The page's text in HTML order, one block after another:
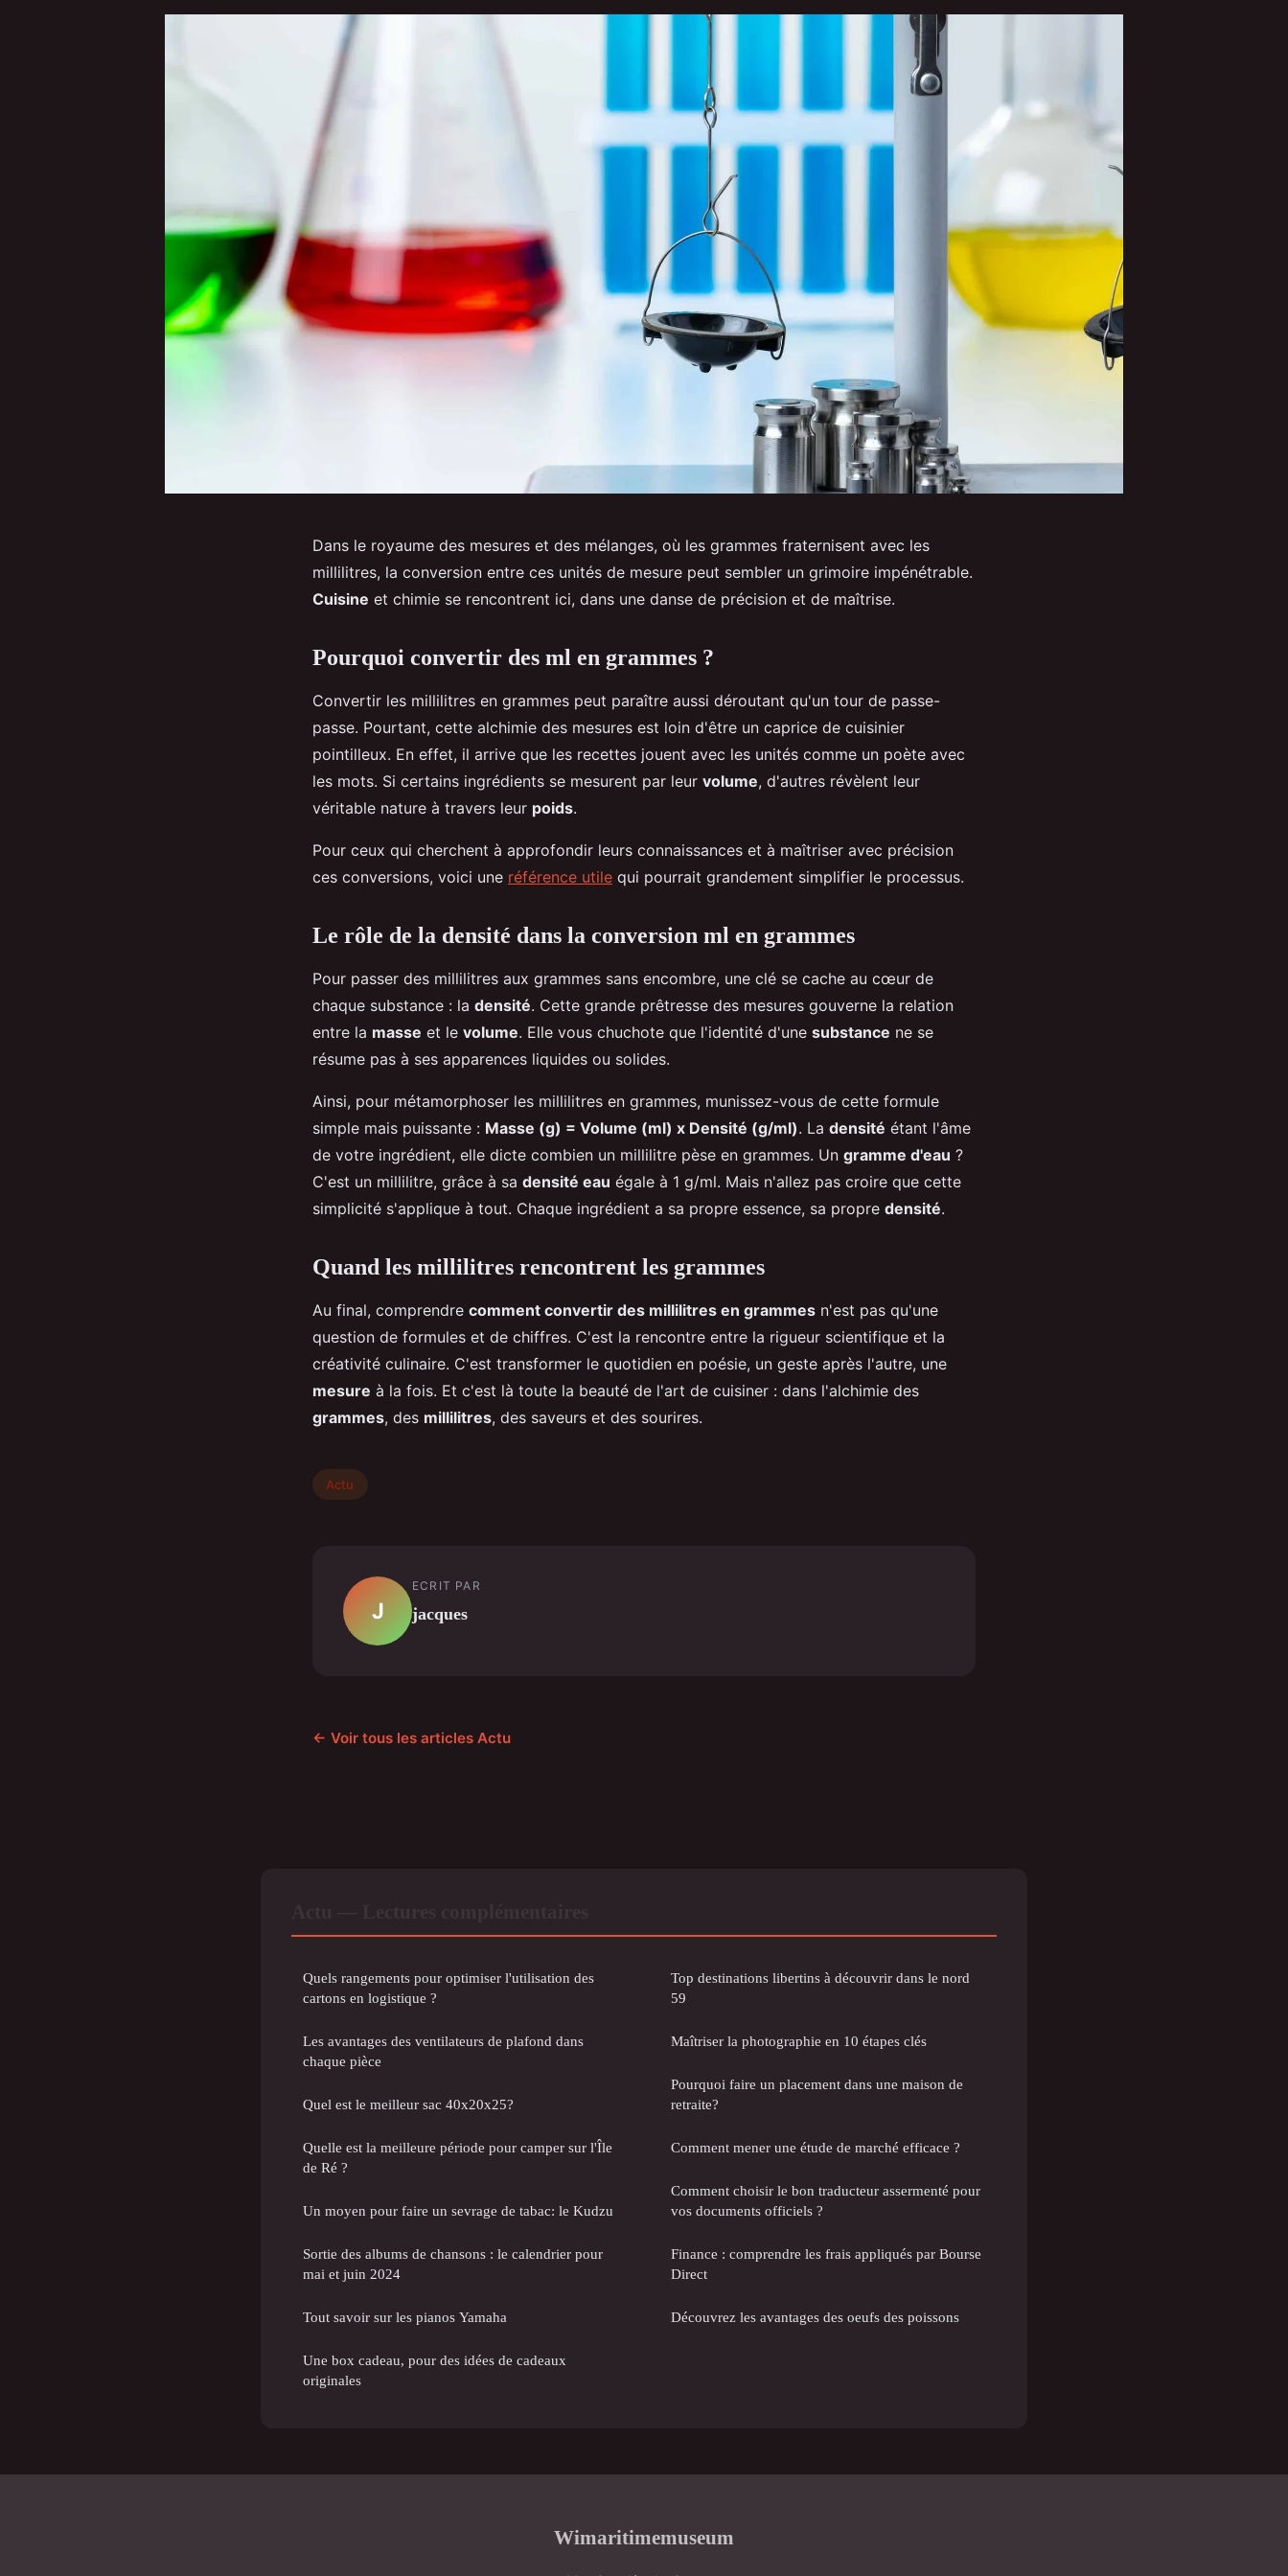
Dans le royaume des mesures et des mélanges, où les grammes fraternisent avec les
millilitres, la conversion entre ces unités de mesure peut sembler un grimoire impénétrable.
Cuisine et chimie se rencontrent ici, dans une danse de précision et de maîtrise.
Pourquoi convertir des ml en grammes ?
Convertir les millilitres en grammes peut paraître aussi déroutant qu'un tour de passe-
passe. Pourtant, cette alchimie des mesures est loin d'être un caprice de cuisinier
pointilleux. En effet, il arrive que les recettes jouent avec les unités comme un poète avec
les mots. Si certains ingrédients se mesurent par leur volume, d'autres révèlent leur
véritable nature à travers leur poids.
Pour ceux qui cherchent à approfondir leurs connaissances et à maîtriser avec précision
ces conversions, voici une référence utile qui pourrait grandement simplifier le processus.
Le rôle de la densité dans la conversion ml en grammes
Pour passer des millilitres aux grammes sans encombre, une clé se cache au cœur de
chaque substance : la densité. Cette grande prêtresse des mesures gouverne la relation
entre la masse et le volume. Elle vous chuchote que l'identité d'une substance ne se
résume pas à ses apparences liquides ou solides.
Ainsi, pour métamorphoser les millilitres en grammes, munissez-vous de cette formule
simple mais puissante : Masse (g) = Volume (ml) x Densité (g/ml). La densité étant l'âme
de votre ingrédient, elle dicte combien un millilitre pèse en grammes. Un gramme d'eau ?
C'est un millilitre, grâce à sa densité eau égale à 1 g/ml. Mais n'allez pas croire que cette
simplicité s'applique à tout. Chaque ingrédient a sa propre essence, sa propre densité.
Quand les millilitres rencontrent les grammes
Au final, comprendre comment convertir des millilitres en grammes n'est pas qu'une
question de formules et de chiffres. C'est la rencontre entre la rigueur scientifique et la
créativité culinaire. C'est transformer le quotidien en poésie, un geste après l'autre, une
mesure à la fois. Et c'est là toute la beauté de l'art de cuisiner : dans l'alchimie des
grammes, des millilitres, des saveurs et des sourires.
Actu
J
ECRIT PAR
jacques
← Voir tous les articles Actu
Quels rangements pour optimiser l'utilisation des
cartons en logistique ?
Les avantages des ventilateurs de plafond dans
chaque pièce
Quel est le meilleur sac 40x20x25?
Quelle est la meilleure période pour camper sur l'Île
de Ré ?
Un moyen pour faire un sevrage de tabac: le Kudzu
Sortie des albums de chansons : le calendrier pour
mai et juin 2024
Tout savoir sur les pianos Yamaha
Une box cadeau, pour des idées de cadeaux
originales
Top destinations libertins à découvrir dans le nord
59
Maîtriser la photographie en 10 étapes clés
Pourquoi faire un placement dans une maison de
retraite?
Comment mener une étude de marché efficace ?
Comment choisir le bon traducteur assermenté pour
vos documents officiels ?
Finance : comprendre les frais appliqués par Bourse
Direct
Découvrez les avantages des oeufs des poissons
Wimaritimemuseum